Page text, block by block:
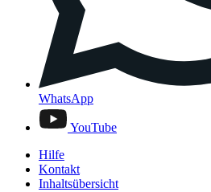
WhatsApp
YouTube
Hilfe
Kontakt
Inhaltsübersicht